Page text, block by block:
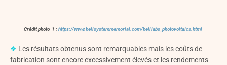
Crédit photo 1 :https://www.bellsystemmemorial.com/belllabs_photovoltaics.html
❖ Les résultats obtenus sont remarquables mais les coûts de
fabrication sont encore excessivement élevés et les rendements